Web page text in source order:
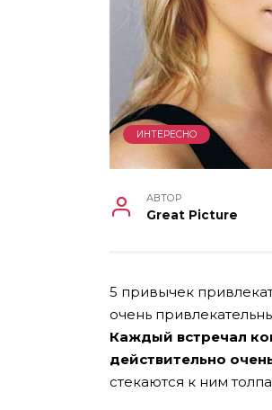
ИНТЕРЕСНО
АВТОР
Great Picture
5 привычек
очень
Каждый встречал
действительно
стекаются к ним